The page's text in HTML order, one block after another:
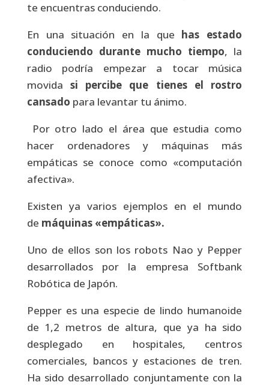
te encuentras conduciendo.
En una situación en la que has estado
conduciendo durante mucho tiempo, la
radio podría empezar a tocar música
movidasi percibe que tienes el rostro
cansado para levantar tu ánimo.
Por otro lado el área que estudia como
hacer ordenadores y máquinas más
empáticas se conoce como «computación
afectiva».
Existen ya varios ejemplos en el mundo
de máquinas «empáticas».
Uno de ellos son los robots Nao y Pepper
desarrollados por la empresa Softbank
Robótica de Japón.
Pepper es una especie de lindo humanoide
de 1,2 metros de altura, que ya ha sido
desplegado en hospitales, centros
comerciales, bancos y estaciones de tren.
Ha sido desarrollado conjuntamente con la